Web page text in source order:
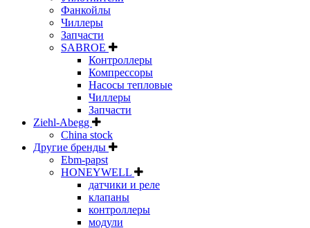
Фанкойлы
Чиллеры
Запчасти
SABROE
Контроллеры
Компрессоры
Насосы тепловые
Чиллеры
Запчасти
Ziehl-Abegg
China stock
Другие бренды
Ebm-papst
HONEYWELL
датчики и реле
клапаны
контроллеры
модули